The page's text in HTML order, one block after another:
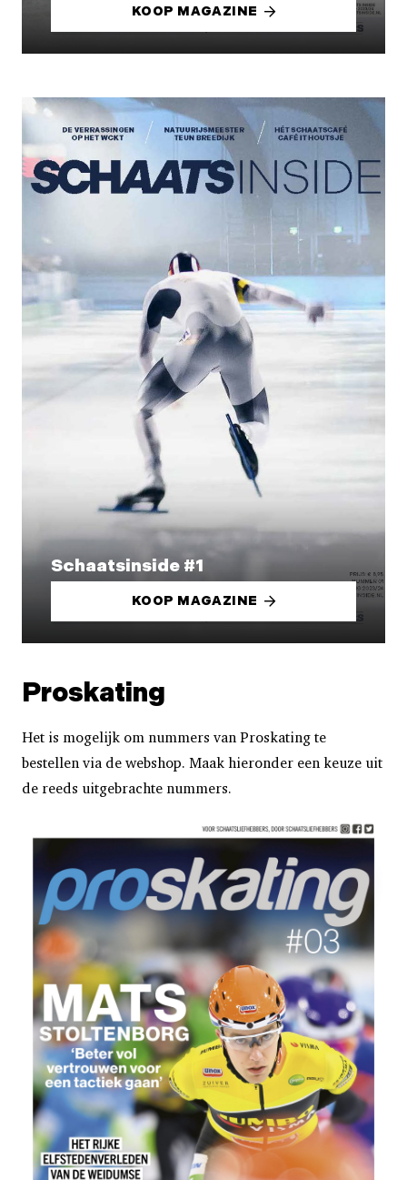
KOOP MAGAZINE
Schaatsinside #1
KOOP MAGAZINE
Proskating
Het is mogelijk om nummers van Proskating te
bestellen via de webshop. Maak hieronder een keuze uit
de reeds uitgebrachte nummers.